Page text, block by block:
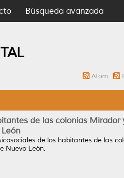
Búsqueda avanzada
Atom
de las colonias Mirador
de los habitantes de las
Nuevo León.